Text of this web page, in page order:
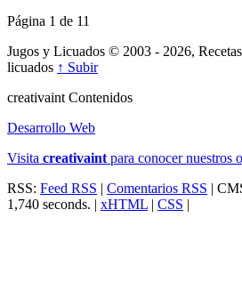
Página 1 de 11
Jugos y Licuados © 2003 - 2026,
licuados ↑ Subir
creativaint Contenidos
Desarrollo Web
Visita creativaint para conocer nuestros
RSS: Feed RSS | Comentarios RSS |
1,740 seconds. | xHTML | CSS |